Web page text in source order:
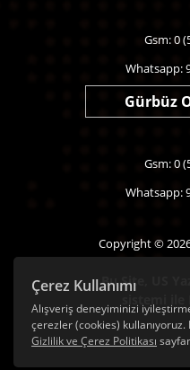
Çerez Kullanımı
Alışveriş deneyiminizi
çerezler (cookies) kullanıyoruz.
Gizlilik ve Çerez Politikası
Gsm: 0
Whatsapp:
Gürbüz
Gsm: 0
Whatsapp:
Copyright ©
Bu Site,